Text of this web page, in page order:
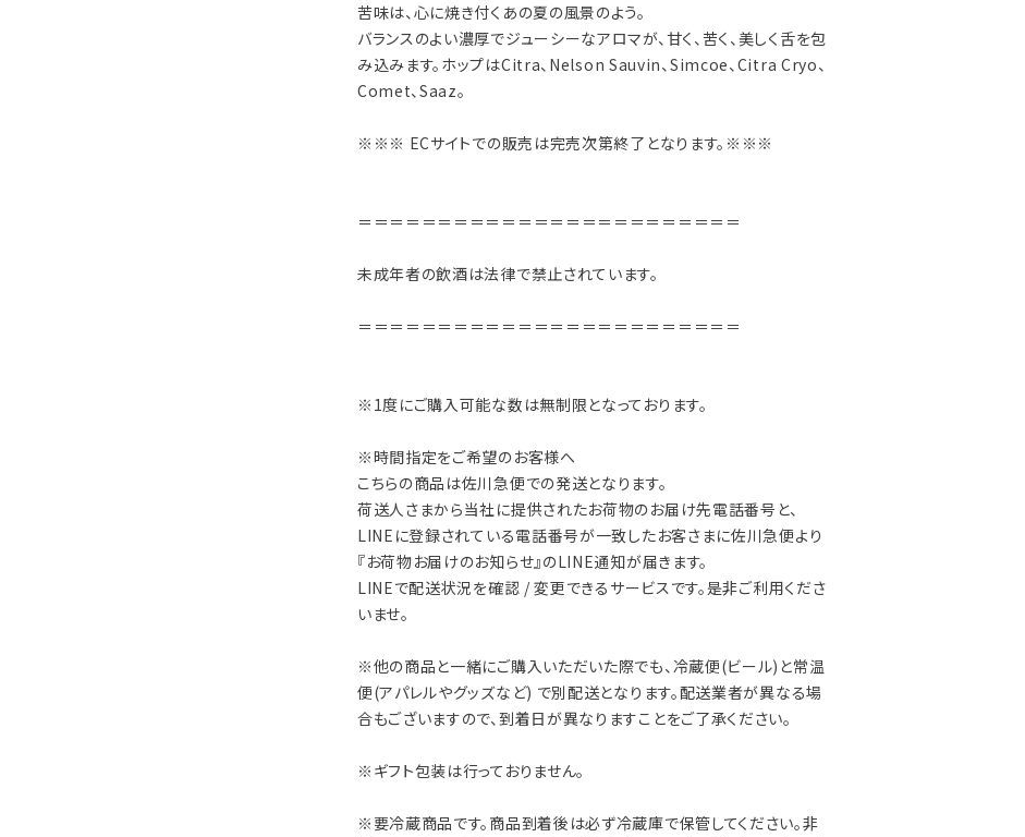
苦味は、心に焼き付くあの夏の風景のよう。
バランスのよい濃厚でジューシーなアロマが、甘く、苦く、美しく舌を包
み込みます。ホップはCitra、Nelson Sauvin、Simcoe、Citra Cryo、
Comet、Saaz。
※※※ ECサイトでの販売は完売次第終了となります。※※※
＝＝＝＝＝＝＝＝＝＝＝＝＝＝＝＝＝＝＝＝＝＝＝＝
未成年者の飲酒は法律で禁止されています。
＝＝＝＝＝＝＝＝＝＝＝＝＝＝＝＝＝＝＝＝＝＝＝＝
※1度にご購入可能な数は無制限となっております。
※時間指定をご希望のお客様へ
こちらの商品は佐川急便での発送となります。
荷送人さまから当社に提供されたお荷物のお届け先電話番号と、
LINEに登録されている電話番号が一致したお客さまに佐川急便より
『お荷物お届けのお知らせ』のLINE通知が届きます。
LINEで配送状況を確認 / 変更できるサービスです。是非ご利用くださ
いませ。
※他の商品と一緒にご購入いただいた際でも、冷蔵便(ビール)と常温
便(アパレルやグッズなど) で別配送となります。配送業者が異なる場
合もございますので、到着日が異なりますことをご了承ください。
※ギフト包装は行っておりません。
※要冷蔵商品です。商品到着後は必ず冷蔵庫で保管してください。非